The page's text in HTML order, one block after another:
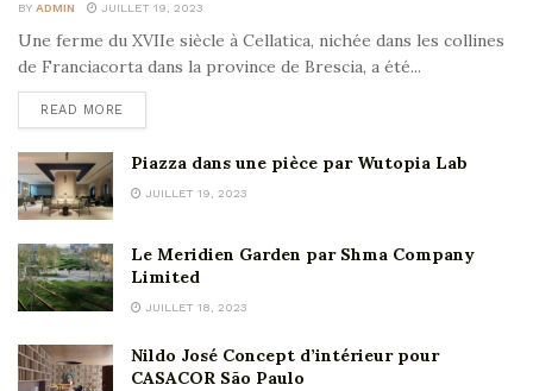
BY ADMIN JUILLET 19, 2023
Une ferme du XVIIe siècle à Cellatica, nichée dans les collines
de Franciacorta dans la province de Brescia, a été...
READ MORE
Piazza dans une pièce par Wutopia Lab
JUILLET 19, 2023
Le Meridien Garden par Shma Company
Limited
JUILLET 18, 2023
Nildo José Concept d’intérieur pour
CASACOR São Paulo